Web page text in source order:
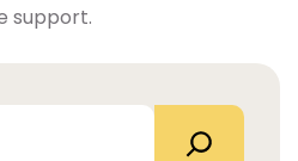
support.